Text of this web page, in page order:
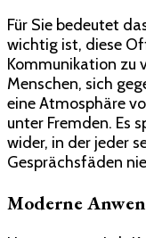
Für Sie bedeutet
wichtig ist, diese
Kommunikation zu
Menschen, sich
eine Atmosphäre
unter Fremden. Es
wider, in der jeder
Gesprächsfäden
Moderne